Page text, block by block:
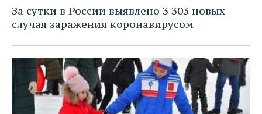
НЕФТЕХИМИЯ
НЕФТЬ
ОПК
ЭНЕРГЕТИКА
РОЗНИЧНАЯ ТОРГОВЛЯ
ТРАНСПОРТ
УСЛУГИ
НОВОСТИ ТЕХНОЛОГИЙ
IT
МЕДИА
ТЕЛЕКОММУНИКАЦИИ
МЕРОПРИЯТИЯ
НОВОСТИ МЕРОПРИЯТИЙ
ВЫЕЗДНАЯ РЕДАКЦИЯ
БИЗНЕС-БРАНЧИ
СПОРТ
НОВОСТИ СПОРТА
ФУТБОЛ
ОБЩЕСТВО
НОВОСТИ ОБЩЕСТВА
ФОТОГАЛЕРЕЯ
За сутки в России выявлено 3 303 новых
случая заражения коронавирусом